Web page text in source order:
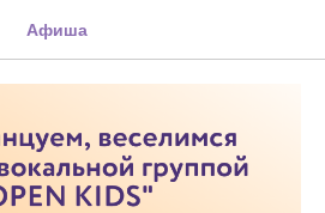
Афиша